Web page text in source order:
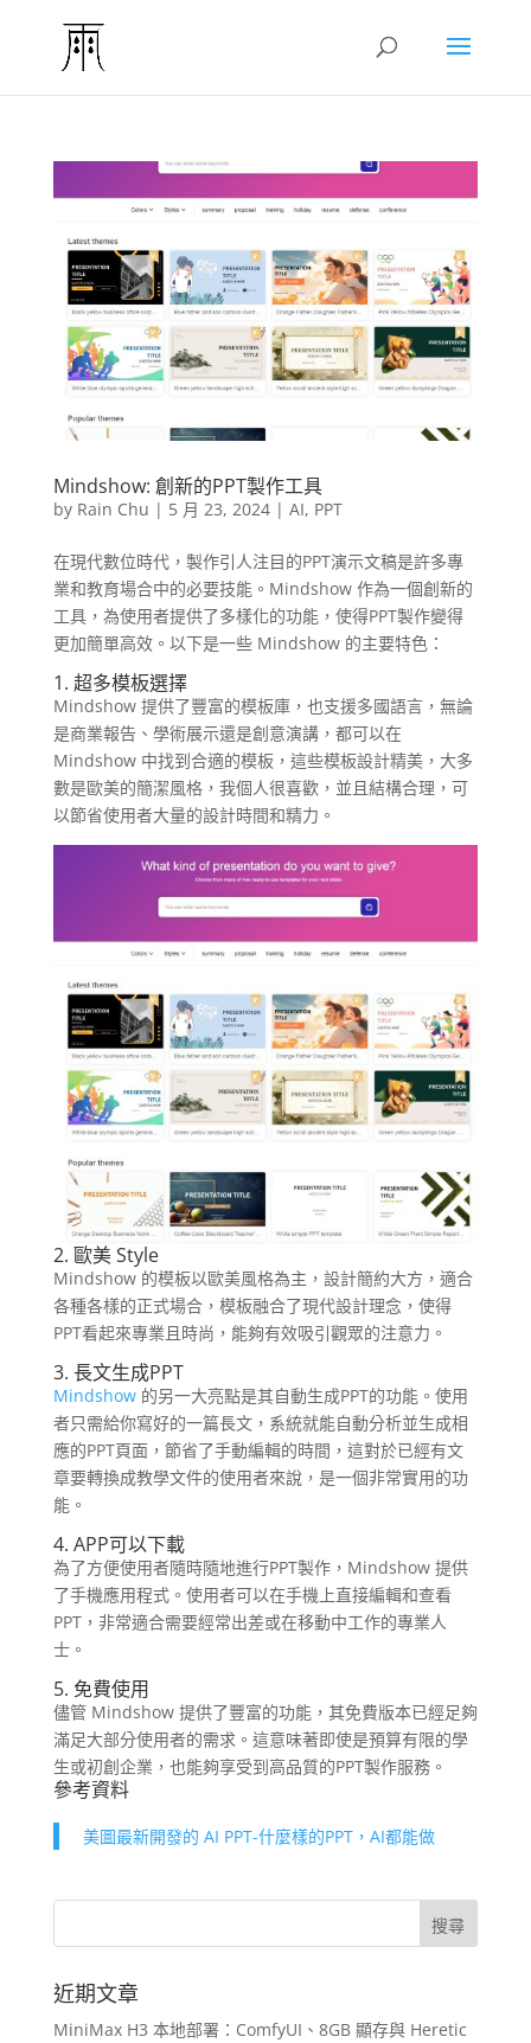
Mindshow: 創新的PPT製作工具
by Rain Chu | 5 月 23, 2024| AI, PPT
在現代數位時代，製作引人注目的PPT演示文稿是許多專
業和教育場合中的必要技能。Mindshow 作為一個創新的
工具，為使用者提供了多樣化的功能，使得PPT製作變得
更加簡單高效。以下是一些 Mindshow 的主要特色：
1. 超多模板選擇
Mindshow 提供了豐富的模板庫，也支援多國語言，無論
是商業報告、學術展示還是創意演講，都可以在
Mindshow 中找到合適的模板，這些模板設計精美，大多
數是歐美的簡潔風格，我個人很喜歡，並且結構合理，可
以節省使用者大量的設計時間和精力。
2. 歐美 Style
Mindshow 的模板以歐美風格為主，設計簡約大方，適合
各種各樣的正式場合，模板融合了現代設計理念，使得
PPT看起來專業且時尚，能夠有效吸引觀眾的注意力。
3. 長文生成PPT
Mindshow 的另一大亮點是其自動生成PPT的功能。使用
者只需給你寫好的一篇長文，系統就能自動分析並生成相
應的PPT頁面，節省了手動編輯的時間，這對於已經有文
章要轉換成教學文件的使用者來說，是一個非常實用的功
能。
4. APP可以下載
為了方便使用者隨時隨地進行PPT製作，Mindshow 提供
了手機應用程式。使用者可以在手機上直接編輯和查看
PPT，非常適合需要經常出差或在移動中工作的專業人
士。
5. 免費使用
儘管 Mindshow 提供了豐富的功能，其免費版本已經足夠
滿足大部分使用者的需求。這意味著即使是預算有限的學
生或初創企業，也能夠享受到高品質的PPT製作服務。
參考資料
美圖最新開發的 AI PPT-什麼樣的PPT，AI都能做
近期文章
MiniMax H3 本地部署：ComfyUI、8GB 顯存與 Heretic